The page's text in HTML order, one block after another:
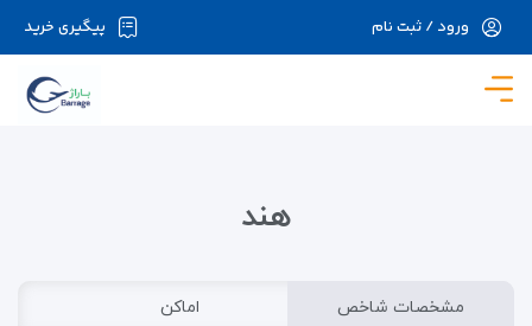
در حال حاضر ارتباط با سرور قطع می باشد لطفا
پیگیری خرید ورود / ثبت نام
هند
مشخصات شاخص اماکن